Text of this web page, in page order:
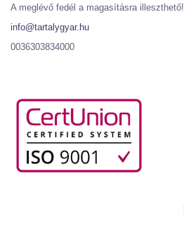
A meglévő fedél a magasításra illeszthető!
info@tartalygyar.hu
0036303834000